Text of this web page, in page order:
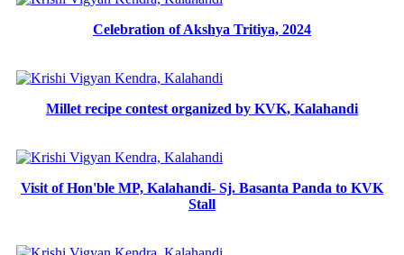
Celebration of Akshya Tritiya, 2024
Millet recipe contest organized by KVK, Kalahandi
Visit of Hon'ble MP, Kalahandi- Sj. Basanta Panda to KVK
Stall